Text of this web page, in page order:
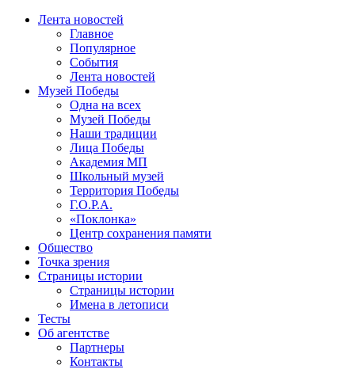
Лента новостей
Главное
Популярное
События
Лента новостей
Музей Победы
Одна на всех
Музей Победы
Наши традиции
Лица Победы
Академия МП
Школьный музей
Территория Победы
Г.О.Р.А.
«Поклонка»
Центр сохранения памяти
Общество
Точка зрения
Страницы истории
Страницы истории
Имена в летописи
Тесты
Об агентстве
Партнеры
Контакты